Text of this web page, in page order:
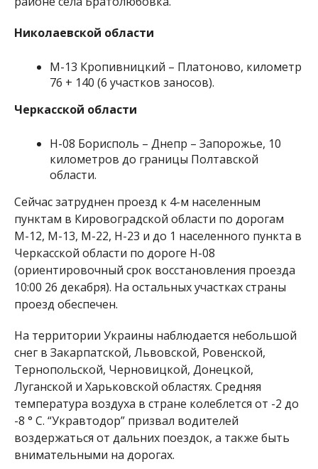
Николаевской области
М-13 Кропивницкий – Платоново, километр
76 + 140 (6 участков заносов).
Черкасской области
Н-08 Борисполь – Днепр – Запорожье, 10
километров до границы Полтавской
области.
Сейчас затруднен проезд к 4-м населенным
пунктам в Кировоградской области по дорогам
М-12, М-13, М-22, Н-23 и до 1 населенного пункта в
Черкасской области по дороге Н-08
(ориентировочный срок восстановления проезда
10:00 26 декабря). На остальных участках страны
проезд обеспечен.
На территории Украины наблюдается небольшой
снег в Закарпатской, Львовской, Ровенской,
Тернопольской, Черновицкой, Донецкой,
Луганской и Харьковской областях. Средняя
температура воздуха в стране колеблется от -2 до
-8 ° С. “Укравтодор” призвал водителей
воздержаться от дальних поездок, а также быть
внимательными на дорогах.